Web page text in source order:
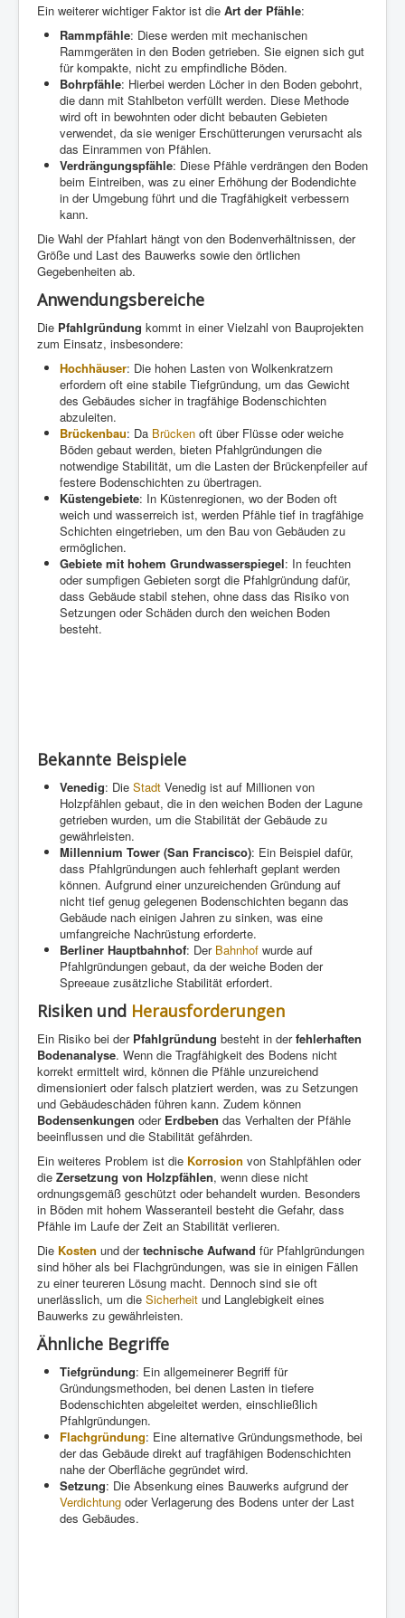
Ein weiterer wichtiger Faktor ist die Art der Pfähle:
Rammpfähle: Diese werden mit mechanischen
Rammgeräten in den Boden getrieben. Sie eignen sich gut
für kompakte, nicht zu empfindliche Böden.
Bohrpfähle: Hierbei werden Löcher in den Boden gebohrt,
die dann mit Stahlbeton verfüllt werden. Diese Methode
wird oft in bewohnten oder dicht bebauten Gebieten
verwendet, da sie weniger Erschütterungen verursacht als
das Einrammen von Pfählen.
Verdrängungspfähle: Diese Pfähle verdrängen den Boden
beim Eintreiben, was zu einer Erhöhung der Bodendichte
in der Umgebung führt und die Tragfähigkeit verbessern
kann.
Die Wahl der Pfahlart hängt von den Bodenverhältnissen, der
Größe und Last des Bauwerks sowie den örtlichen
Gegebenheiten ab.
Anwendungsbereiche
Die Pfahlgründung kommt in einer Vielzahl von Bauprojekten
zum Einsatz, insbesondere:
Hochhäuser: Die hohen Lasten von Wolkenkratzern
erfordern oft eine stabile Tiefgründung, um das Gewicht
des Gebäudes sicher in tragfähige Bodenschichten
abzuleiten.
Brückenbau: Da Brücken oft über Flüsse oder weiche
Böden gebaut werden, bieten Pfahlgründungen die
notwendige Stabilität, um die Lasten der Brückenpfeiler auf
festere Bodenschichten zu übertragen.
Küstengebiete: In Küstenregionen, wo der Boden oft
weich und wasserreich ist, werden Pfähle tief in tragfähige
Schichten eingetrieben, um den Bau von Gebäuden zu
ermöglichen.
Gebiete mit hohem Grundwasserspiegel: In feuchten
oder sumpfigen Gebieten sorgt die Pfahlgründung dafür,
dass Gebäude stabil stehen, ohne dass das Risiko von
Setzungen oder Schäden durch den weichen Boden
besteht.
Bekannte Beispiele
Venedig: Die Stadt Venedig ist auf Millionen von
Holzpfählen gebaut, die in den weichen Boden der Lagune
getrieben wurden, um die Stabilität der Gebäude zu
gewährleisten.
Millennium Tower (San Francisco): Ein Beispiel dafür,
dass Pfahlgründungen auch fehlerhaft geplant werden
können. Aufgrund einer unzureichenden Gründung auf
nicht tief genug gelegenen Bodenschichten begann das
Gebäude nach einigen Jahren zu sinken, was eine
umfangreiche Nachrüstung erforderte.
Berliner Hauptbahnhof: Der Bahnhof wurde auf
Pfahlgründungen gebaut, da der weiche Boden der
Spreeaue zusätzliche Stabilität erfordert.
Risiken und Herausforderungen
Ein Risiko bei der Pfahlgründung besteht in derfehlerhaften
Bodenanalyse. Wenn die Tragfähigkeit des Bodens nicht
korrekt ermittelt wird, können die Pfähle unzureichend
dimensioniert oder falsch platziert werden, was zu Setzungen
und Gebäudeschäden führen kann. Zudem können
Bodensenkungen oder Erdbeben das Verhalten der Pfähle
beeinflussen und die Stabilität gefährden.
Ein weiteres Problem ist die Korrosion von Stahlpfählen oder
die Zersetzung von Holzpfählen, wenn diese nicht
ordnungsgemäß geschützt oder behandelt wurden. Besonders
in Böden mit hohem Wasseranteil besteht die Gefahr, dass
Pfähle im Laufe der Zeit an Stabilität verlieren.
Die Kosten und dertechnische Aufwand für Pfahlgründungen
sind höher als bei Flachgründungen, was sie in einigen Fällen
zu einer teureren Lösung macht. Dennoch sind sie oft
unerlässlich, um die Sicherheit und Langlebigkeit eines
Bauwerks zu gewährleisten.
Ähnliche Begriffe
Tiefgründung: Ein allgemeinerer Begriff für
Gründungsmethoden, bei denen Lasten in tiefere
Bodenschichten abgeleitet werden, einschließlich
Pfahlgründungen.
Flachgründung: Eine alternative Gründungsmethode, bei
der das Gebäude direkt auf tragfähigen Bodenschichten
nahe der Oberfläche gegründet wird.
Setzung: Die Absenkung eines Bauwerks aufgrund der
Verdichtung oder Verlagerung des Bodens unter der Last
des Gebäudes.